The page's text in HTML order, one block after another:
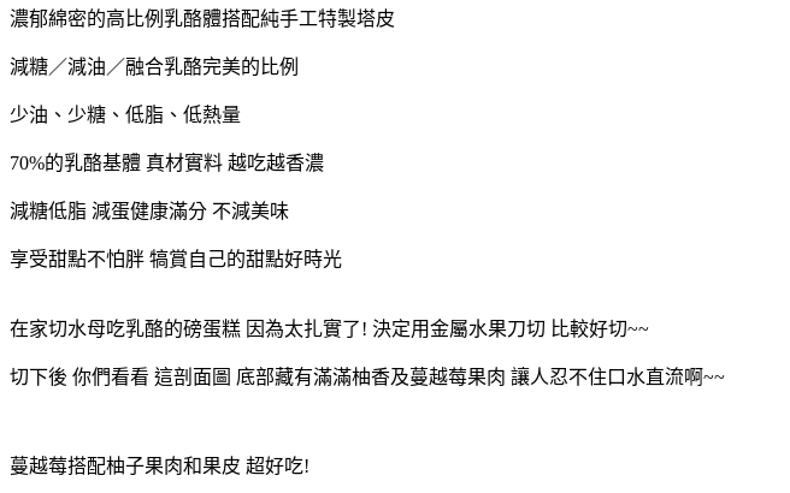
濃郁綿密的高比例乳酪體搭配純手工特製塔皮
減糖／減油／融合乳酪完美的比例
少油、少糖、低脂、低熱量
70%的乳酪基體 真材實料 越吃越香濃
減糖低脂 減蛋健康滿分 不減美味
享受甜點不怕胖 犒賞自己的甜點好時光
在家切水母吃乳酪的磅蛋糕 因為太扎實了! 決定用金屬水果刀切 比較好切~~
切下後 你們看看 這剖面圖 底部藏有滿滿柚香及蔓越莓果肉 讓人忍不住口水直流啊~~
蔓越莓搭配柚子果肉和果皮 超好吃!